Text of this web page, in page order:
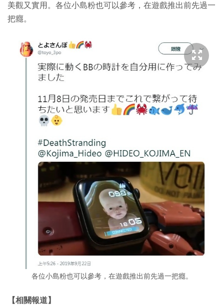
美觀又實用。各位小島粉也可以參考，在遊戲推出前先過一
把癮。
各位小島粉也可以參考，在遊戲推出前先過一把癮。
【相關報道】